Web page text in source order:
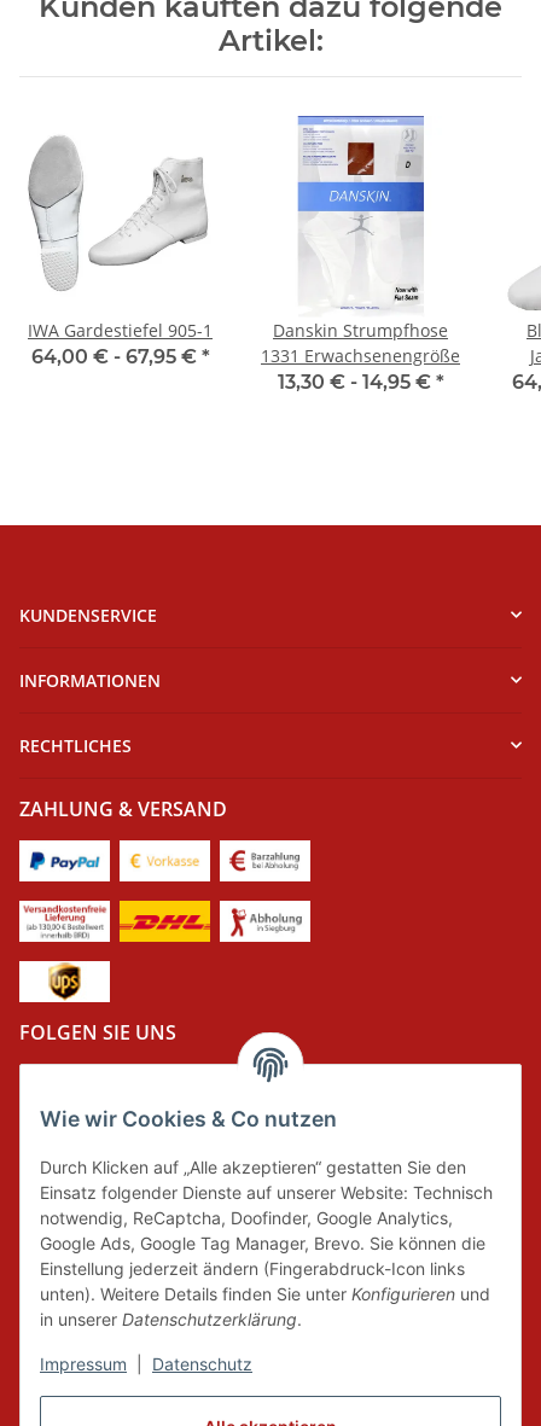
Wie wir Cookies & Co nutzen
Durch Klicken auf „Alle akzeptieren“ gestatten Sie den
Einsatz folgender Dienste auf unserer Website: Technisch
notwendig, ReCaptcha, Doofinder, Google Analytics,
Google Ads, Google Tag Manager, Brevo. Sie können die
Einstellung jederzeit ändern (Fingerabdruck-Icon links
unten). Weitere Details finden Sie unter Konfigurieren und
in unserer Datenschutzerklärung.
Impressum Datenschutz
Artikel:
IWA Gardestiefel 905-1
64,00 € - 67,95 € *
Danskin Strumpfhose
1331 Erwachsenengröße
13,30 € - 14,95 € *
KUNDENSERVICE
INFORMATIONEN
RECHTLICHES
ZAHLUNG & VERSAND
FOLGEN SIE UNS
Wir tragen Verantwortung und erfüllen unsere
Pflichten zur Systembeteiligung nach dem
Verpackungsgesetz.
FAIRCOMMERCE
Wir sind seit 04.12.2015 Mitglied der Initiative